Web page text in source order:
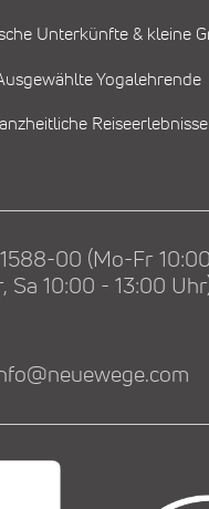
Unterkünfte & kleine
Yogalehrende
Reiseerlebnisse
00 (Mo-Fr
Sa 10:00 - 13:00